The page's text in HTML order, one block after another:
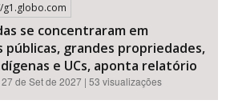
g1.globo.com
se concentraram em
públicas, grandes propriedades,
e UCs, aponta relatório
de Set de 2027 | 53 visualizações